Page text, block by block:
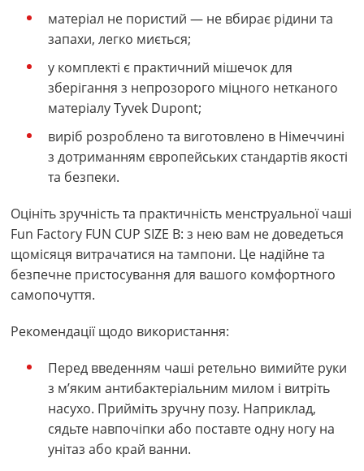
матеріал не пористий — не вбирає рідини та
запахи, легко миється;
у комплекті є практичний мішечок для
зберігання з непрозорого міцного нетканого
матеріалу Tyvek Dupont;
виріб розроблено та виготовлено в Німеччині
з дотриманням європейських стандартів якості
та безпеки.
Оцініть зручність та практичність менструальної чаші
Fun Factory FUN CUP SIZE В: з нею вам не доведеться
щомісяця витрачатися на тампони. Це надійне та
безпечне пристосування для вашого комфортного
самопочуття.
Рекомендації щодо використання:
Перед введенням чаші ретельно вимийте руки
з м’яким антибактеріальним милом і витріть
насухо. Прийміть зручну позу. Наприклад,
сядьте навпочіпки або поставте одну ногу на
унітаз або край ванни.